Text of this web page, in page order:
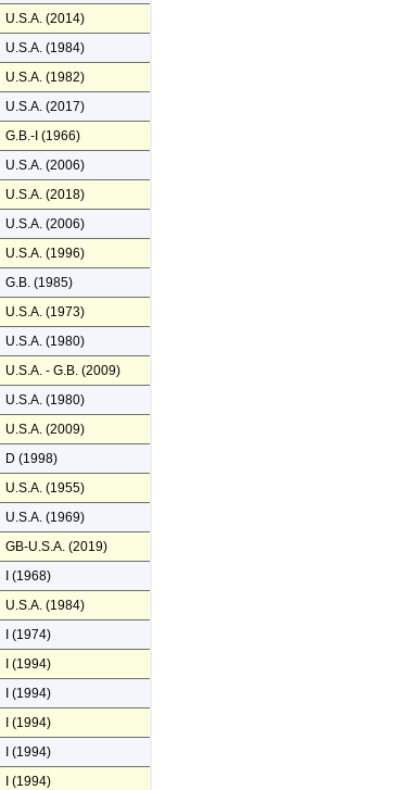
U.S.A. (2014)
U.S.A. (1984)
U.S.A. (1982)
U.S.A. (2017)
G.B.-I (1966)
U.S.A. (2006)
U.S.A. (2018)
U.S.A. (2006)
U.S.A. (1996)
G.B. (1985)
U.S.A. (1973)
U.S.A. (1980)
U.S.A. - G.B. (2009)
U.S.A. (1980)
U.S.A. (2009)
D (1998)
U.S.A. (1955)
U.S.A. (1969)
GB-U.S.A. (2019)
I (1968)
U.S.A. (1984)
I (1974)
I (1994)
I (1994)
I (1994)
I (1994)
I (1994)